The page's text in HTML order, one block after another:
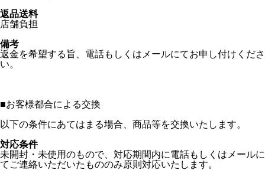
返品送料
店舗負担
備考
返金を希望する旨、電話もしくはメールにてお申し付けくださ
い。
■お客様都合による交換
以下の条件にあてはまる場合、商品等を交換いたします。
対応条件
未開封・未使用のもので、対応期間内に電話もしくはメールに
てご連絡いただいたもののみ原則対応いたします。